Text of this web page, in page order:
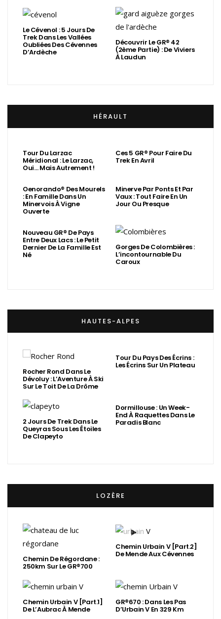
Le Cévenol : 5 Jours De
Trek Dans Les Vallées
Oubliées Des Cévennes
D’Ardèche
Découvrir Le GR® 42
(2ème Partie) : De Viviers
À Laudun
HÉRAULT
Tour Du Larzac
Méridional : Le Larzac,
Oui… Mais Autrement !
Ces 5 GR® Pour Faire Du
Trek En Avril
Oenorando® Des Mourels
: En Famille Dans Un
Minervois À Vigne
Ouverte
Minerve Par Ponts Et Par
Vaux : Tout Faire En Un
Jour Ou Presque
Nouveau GR® De Pays
Entre Deux Lacs : Le Petit
Dernier De La Famille Est
Né
Gorges De Colombières :
L’incontournable Du
Caroux
HAUTES-ALPES
Rocher Rond Dans Le
Dévoluy : L’Aventure À Ski
Sur Le Toit De La Drôme
Tour Du Pays Des Écrins :
Les Écrins Sur Un Plateau
2 Jours De Trek Dans Le
Queyras Sous Les Étoiles
De Clapeyto
Dormillouse : Un Week-
End À Raquettes Dans Le
Paradis Blanc
LOZÈRE
Chemin De Régordane :
250km Sur Le GR®700
Chemin Urbain V [Part.2]
De Mende Aux Cévennes
Chemin Urbain V [Part.1]
De L’Aubrac À Mende
GR®670 : Dans Les Pas
D’Urbain V En 329 Km